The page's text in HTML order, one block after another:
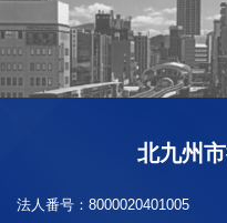
北九州市
法人番号： 8000020401005